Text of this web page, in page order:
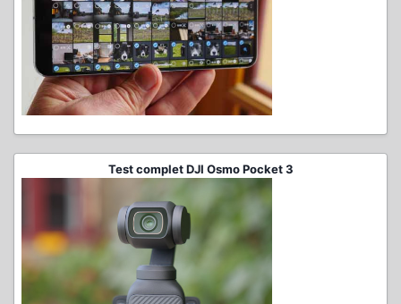
Test complet DJI Osmo Pocket 3